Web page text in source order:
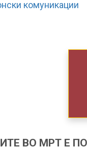
ВО МРТ Е